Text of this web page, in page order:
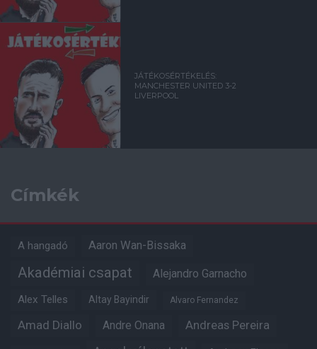
JÁTÉKOSÉRTÉKELÉS:
MANCHESTER UNITED 3-2
LIVERPOOL
Címkék
A hangadó Aaron Wan-Bissaka
Akadémiai csapat Alejandro Garnacho
Alex Telles Altay Bayindir Alvaro Fernandez
Amad Diallo Andre Onana Andreas Pereira